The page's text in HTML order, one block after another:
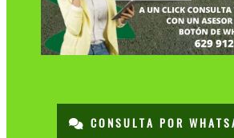
CONSULTA POR